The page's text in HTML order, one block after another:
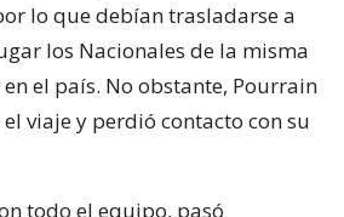
lo que debían trasladarse a
los Nacionales de la misma
el país. No obstante, Pourrain
viaje y perdió contacto con su
todo el equipo, pasó